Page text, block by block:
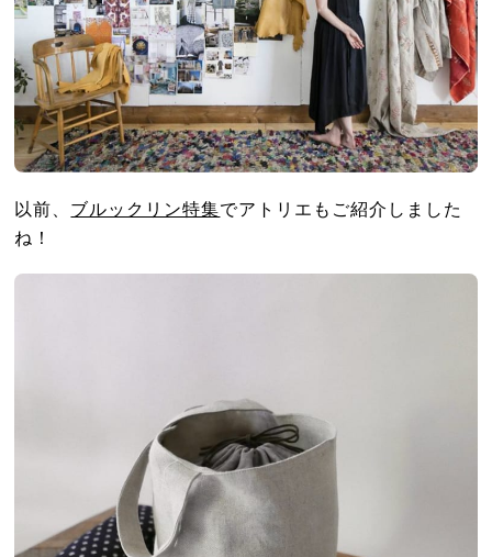
以前、 ブルックリン特集でアトリエもご紹介しました
ね！